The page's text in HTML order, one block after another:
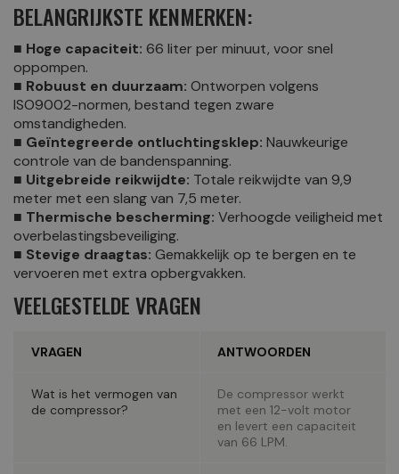
BELANGRIJKSTE KENMERKEN:
■ Hoge capaciteit: 66 liter per minuut, voor snel
oppompen.
■ Robuust en duurzaam: Ontworpen volgens
ISO9002-normen, bestand tegen zware
omstandigheden.
■ Geïntegreerde ontluchtingsklep: Nauwkeurige
controle van de bandenspanning.
■ Uitgebreide reikwijdte: Totale reikwijdte van 9,9
meter met een slang van 7,5 meter.
■ Thermische bescherming: Verhoogde veiligheid met
overbelastingsbeveiliging.
■ Stevige draagtas: Gemakkelijk op te bergen en te
vervoeren met extra opbergvakken.
VEELGESTELDE VRAGEN
VRAGEN ANTWOORDEN
Wat is het vermogen van
de compressor?
De compressor werkt
met een 12-volt motor
en levert een capaciteit
van 66 LPM.